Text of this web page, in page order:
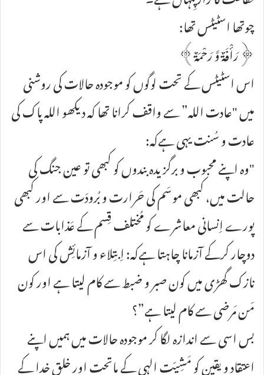
چوتھا اسٹیٹس تھا:
﴿رَأْفَۃٌ وَّ رَحْمَۃٌ﴾
اس اسٹیٹس کے تحت لوگوں کو موجودہ حالات کی روشنی
میں "عادت اللہ” سے واقف کرانا تھا کہ دیکھو اللہ پاک کی
عادت و سُنت یہی ہےکہ:
"وہ اپنے محبوب و برگزیدہ بندوں کو کبھی تو عین جنگ کی
حالت میں، کبھی موسَم کی حَرارت و بُرودَت سے اور کبھی
پورے اِنسانی معاشرے کو مُختلف قِسم کے عَذابات سے
دوچار کرکے آزمانا چاہتا ہےکہ: اِبتِلاء و آزمائِش کی اس
نازک گھڑی میں کون صبر و ضبط سے کام لیتا ہے اور کون
مَن مَرضی سے کام لیتا ہے”؟
بس اسی سے اندازہ لگا کر موجودہ حالات میں ہمیں اپنے
اعتقاد و یقین کو مَشِیّتِ الہی کے ماتحت اور خلقِ خدا کے